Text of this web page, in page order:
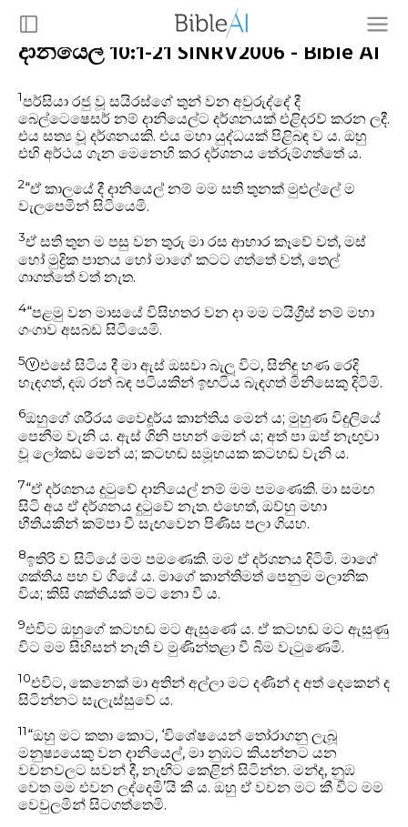
දානියෙල් 10:1-21 SINRV2006 - Bible AI
1පර්සියා රජු වූ සයිරස්ගේ තුන් වන අවුරුද්දේ දී
බෙල්ටෙෂෙසර් නම් දානියෙල්ට දර්ශනයක් එළිදරව් කරන ලදී.
එය සත්‍ය වූ දර්ශනයකි. එය මහා යුද්ධයක් පිළිබඳ ව ය. ඔහු
එහි අර්ථය ගැන මෙනෙහි කර දර්ශනය තේරුම්ගත්තේ ය.
2“ඒ කාලයේ දී දානියෙල් නම් මම සති තුනක් මුළුල්ලේ ම
වැලපෙමින් සිටියෙමි.
3ඒ සති තුන ම පසු වන තුරු මා රස ආහාර කෑවේ වත්, මස්
හෝ මුද්‍රික පානය හෝ මාගේ කටට ගත්තේ වත්, තෙල්
ගාගත්තේ වත් නැත.
4“පළමු වන මාසයේ විසිහතර වන දා මම ටයිග්‍රීස් නම් මහා
ගංගාව අසබඩ සිටියෙමි.
5ⓥඑසේ සිටිය දී මා ඇස් ඔසවා බැලූ විට, සිනිඳු හණ රෙදි
හැඳගත්, දඹ රන් බඳ පටියකින් ඉඟටිය බැඳගත් මිනිසෙකු දිටිමි.
6ඔහුගේ ශරීරය වෛදූර්ය කාන්තිය මෙන් ය; මුහුණ විදුලියේ
පෙනීම වැනි ය. ඇස් ගිනි පහන් මෙන් ය; අත් පා ඔප් නැඟුවා
වූ ලෝකඩ මෙන් ය; කටහඬ සමූහයක කටහඬ වැනි ය.
7“ඒ දර්ශනය දුටුවේ දානියෙල් නම් මම පමණෙකි. මා සමඟ
සිටි අය ඒ දර්ශනය දුටුවේ නැත. එහෙත්, ඔව්හු මහා
භීතියකින් කම්පා වී සැඟවෙන පිණිස පලා ගියහ.
8ඉතිරි ව සිටියේ මම පමණෙකි. මම ඒ දර්ශනය දිටිමි. මාගේ
ශක්තිය පහ ව ගියේ ය. මාගේ කාන්තිමත් පෙනුම මලානික
විය; කිසි ශක්තියක් මට නො වී ය.
9එවිට ඔහුගේ කටහඬ මට ඇසුණේ ය. ඒ කටහඬ මට ඇසුණු
විට මම සිහිසන් නැති ව මුණින්තළා වී බිම වැටුණෙමි.
10එවිට, කෙනෙක් මා අතින් අල්ලා මට දණින් ද අත් දෙකෙන් ද
සිටින්නට සැලැස්සුවේ ය.
11“ඔහු මට කතා කොට, ‘විශේෂයෙන් තෝරාගනු ලැබූ
මනුෂ්‍යයෙකු වන දානියෙල්, මා නුඹට කියන්නට යන
වචනවලට සවන් දී, නැඟිට කෙළින් සිටින්න. මන්ද, නුඹ
වෙත මම එවන ලද්දෙමි’යි කී ය. ඔහු ඒ වචන මට කී විට මම
වෙවුලමින් සිටගත්තෙමි.